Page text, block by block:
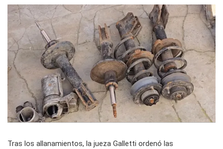
Tras los allanamientos, la jueza Galletti ordenó las